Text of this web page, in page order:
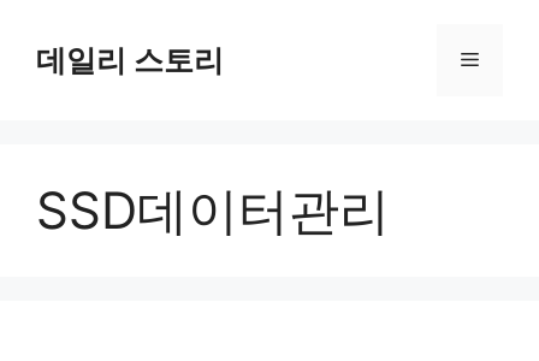
데일리 스토리 메
SSD데이터관리